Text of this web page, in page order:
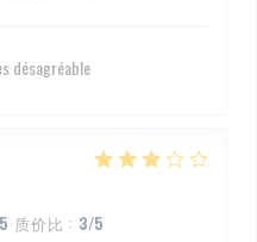
désagréable
质价比 : 3/5